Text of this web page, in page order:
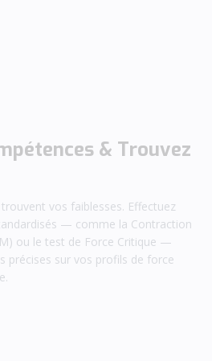
& Trouvez
vos faiblesses. Effectuez
— comme la Contraction
ou le test de Force Critique —
précises sur vos profils de force